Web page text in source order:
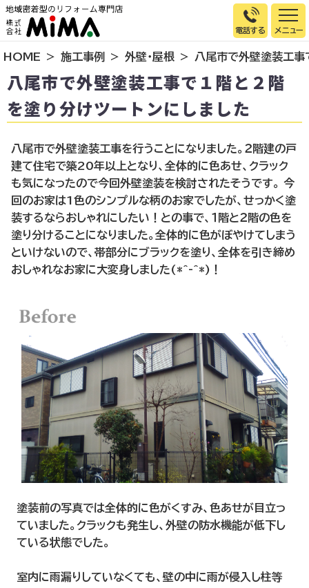
電話する
トップページ
選ばれる理由
施工事例
お客様の声
イベント情報
店舗＆モデルハウス紹介
スタッフ紹介
リフォームの流れ
お知らせ
HOME 施工事例 外壁・屋根 八尾市で外壁塗装工事
八尾市で外壁塗装工事で１階と２階
を塗り分けツートンにしました
八尾市で外壁塗装工事を行うことになりました。２階建の戸
建て住宅で築20年以上となり、全体的に色あせ、クラック
も気になったので今回外壁塗装を検討されたそうです。 今
回のお家は1色のシンプルな柄のお家でしたが、せっかく塗
装するならおしゃれにしたい！との事で、１階と２階の色を
塗り分けることになりました。全体的に色がぼやけてしまう
といけないので、帯部分にブラックを塗り、全体を引き締め
おしゃれなお家に大変身しました(*^-^*)！
塗装前の写真では全体的に色がくすみ、色あせが目立っ
ていました。クラックも発生し、外壁の防水機能が低下し
ている状態でした。
室内に雨漏りしていなくても、壁の中に雨が侵入し柱等